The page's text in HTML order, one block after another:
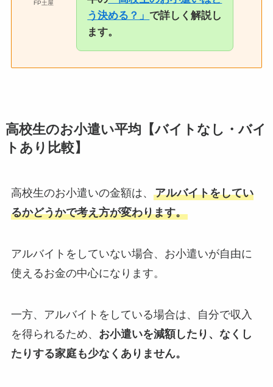
FP土屋
う決める？」で詳しく解説し
ます。
高校生のお小遣い平均【バイトなし・バイ
トあり比較】
高校生のお小遣いの金額は、 アルバイトをしてい
るかどうかで考え方が変わります。
アルバイトをしていない場合、お小遣いが自由に
使えるお金の中心になります。
一方、アルバイトをしている場合は、自分で収入
を得られるため、 お小遣いを減額したり、なくし
たりする家庭も少なくありません。